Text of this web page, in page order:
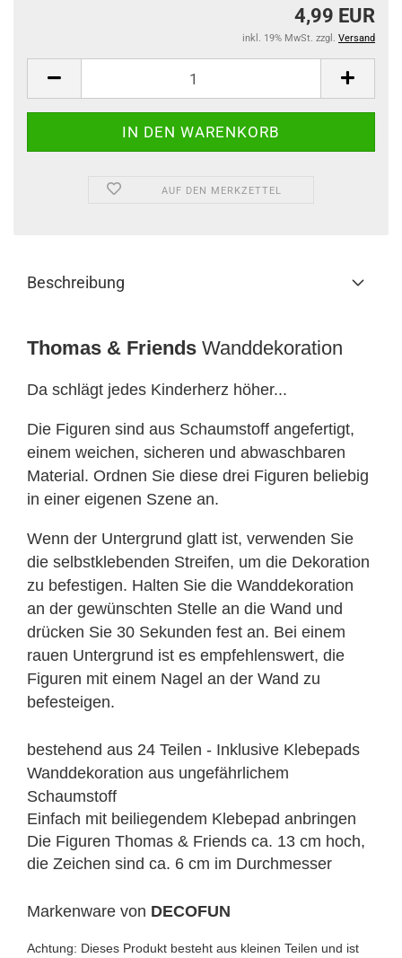
4,99 EUR
inkl. 19% MwSt. zzgl. Versand
AUF DEN MERKZETTEL
Beschreibung
Thomas & Friends Wanddekoration
Da schlägt jedes Kinderherz höher...
Die Figuren sind aus Schaumstoff angefertigt,
einem weichen, sicheren und abwaschbaren
Material. Ordnen Sie diese drei Figuren beliebig
in einer eigenen Szene an.
Wenn der Untergrund glatt ist, verwenden Sie
die selbstklebenden Streifen, um die Dekoration
zu befestigen. Halten Sie die Wanddekoration
an der gewünschten Stelle an die Wand und
drücken Sie 30 Sekunden fest an. Bei einem
rauen Untergrund ist es empfehlenswert, die
Figuren mit einem Nagel an der Wand zu
befesteigen.
bestehend aus 24 Teilen - Inklusive Klebepads
Wanddekoration aus ungefährlichem
Schaumstoff
Einfach mit beiliegendem Klebepad anbringen
Die Figuren Thomas & Friends ca. 13 cm hoch,
die Zeichen sind ca. 6 cm im Durchmesser
Markenware von DECOFUN
Achtung: Dieses Produkt besteht aus kleinen Teilen und ist